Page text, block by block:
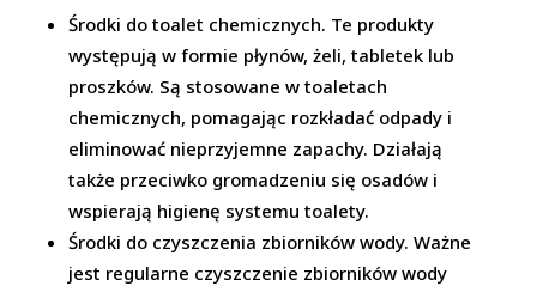
Środki do toalet chemicznych. Te produkty
występują w formie płynów, żeli, tabletek lub
proszków. Są stosowane w toaletach
chemicznych, pomagając rozkładać odpady i
eliminować nieprzyjemne zapachy. Działają
także przeciwko gromadzeniu się osadów i
wspierają higienę systemu toalety.
Środki do czyszczenia zbiorników wody. Ważne
jest regularne czyszczenie zbiorników wody